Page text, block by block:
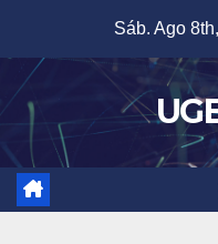
content
Sáb. Ago